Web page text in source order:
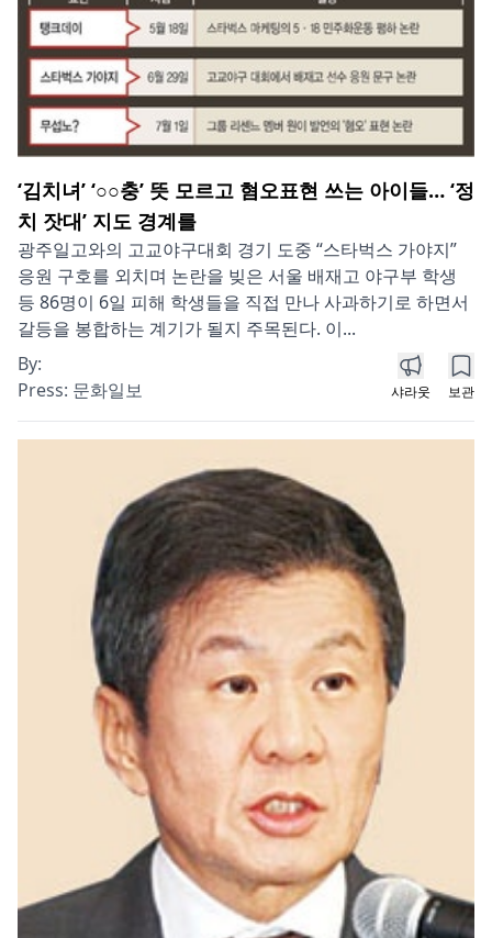
‘김치녀’ ‘○○충’ 뜻 모르고 혐오표현 쓰는 아이들… ‘정
치 잣대’ 지도 경계를
광주일고와의 고교야구대회 경기 도중 “스타벅스 가야지”
응원 구호를 외치며 논란을 빚은 서울 배재고 야구부 학생
등 86명이 6일 피해 학생들을 직접 만나 사과하기로 하면서
갈등을 봉합하는 계기가 될지 주목된다. 이...
By:
Press: 문화일보 샤라웃 보관